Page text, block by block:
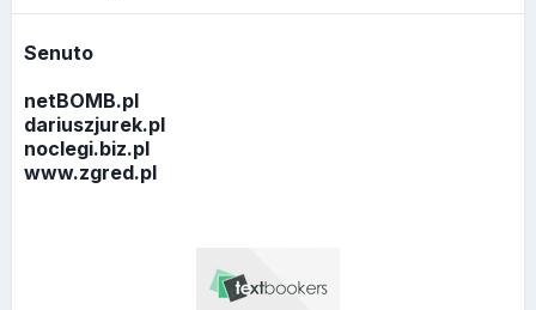
Senuto
netBOMB.pl
dariuszjurek.pl
noclegi.biz.pl
www.zgred.pl